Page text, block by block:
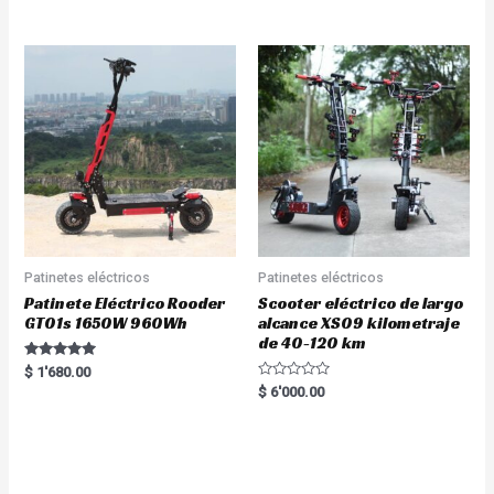
Patinetes eléctricos
Patinete Eléctrico Rooder
GT01s 1650W 960Wh
Rated
5.00
$ 1'680.00
Patinetes eléctricos
Scooter eléctrico de largo
alcance XS09 kilometraje
de 40-120 km
R
a
$ 6'000.00